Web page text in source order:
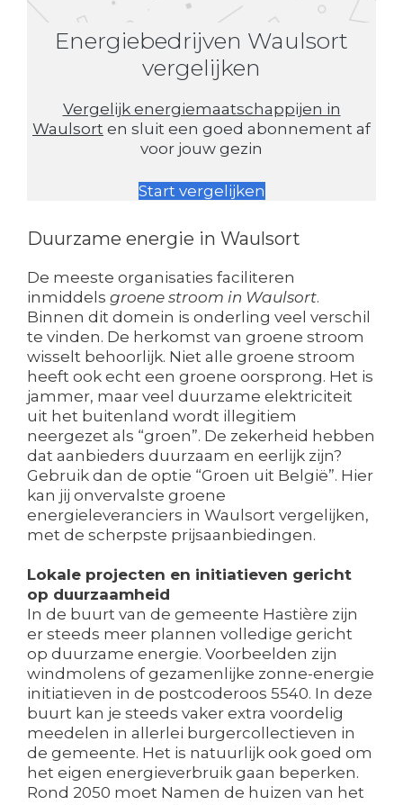
Energiebedrijven Waulsort
vergelijken
Vergelijk energiemaatschappijen in
Waulsort en sluit een goed abonnement af
voor jouw gezin
Start vergelijken
Duurzame energie in Waulsort
De meeste organisaties faciliteren
inmiddels groene stroom in Waulsort.
Binnen dit domein is onderling veel verschil
te vinden. De herkomst van groene stroom
wisselt behoorlijk. Niet alle groene stroom
heeft ook echt een groene oorsprong. Het is
jammer, maar veel duurzame elektriciteit
uit het buitenland wordt illegitiem
neergezet als “groen”. De zekerheid hebben
dat aanbieders duurzaam en eerlijk zijn?
Gebruik dan de optie “Groen uit België”. Hier
kan jij onvervalste groene
energieleveranciers in Waulsort vergelijken,
met de scherpste prijsaanbiedingen.
Lokale projecten en initiatieven gericht
op duurzaamheid
In de buurt van de gemeente Hastière zijn
er steeds meer plannen volledige gericht
op duurzame energie. Voorbeelden zijn
windmolens of gezamenlijke zonne-energie
initiatieven in de postcoderoos 5540. In deze
buurt kan je steeds vaker extra voordelig
meedelen in allerlei burgercollectieven in
de gemeente. Het is natuurlijk ook goed om
het eigen energieverbruik gaan beperken.
Rond 2050 moet Namen de huizen van het